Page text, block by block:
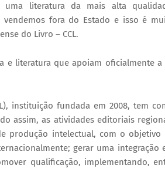
literatura da mais alta
fora do Estado e isso é
do Livro – CCL.
literatura que apoiam oficialmente a
instituição fundada em 2008, tem
assim, as atividades editoriais
produção intelectual, com o objetivo
gerar uma integração
qualificação, implementando,